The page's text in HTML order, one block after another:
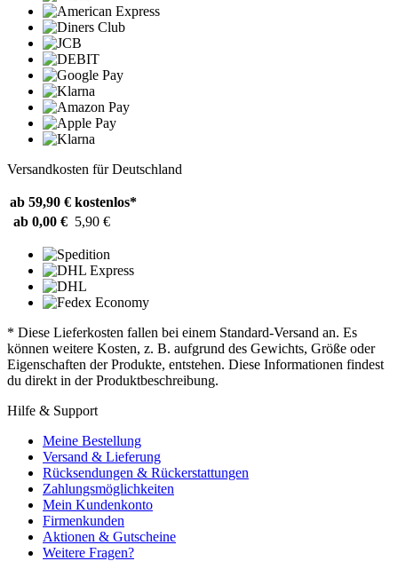
Versandkosten für Deutschland
ab 59,90 € kostenlos*
ab 0,00 € 5,90 €
* Diese Lieferkosten fallen bei einem Standard-Versand an. Es
können weitere Kosten, z. B. aufgrund des Gewichts, Größe oder
Eigenschaften der Produkte, entstehen. Diese Informationen findest
du direkt in der Produktbeschreibung.
Hilfe & Support
Meine Bestellung
Versand & Lieferung
Rücksendungen & Rückerstattungen
Zahlungsmöglichkeiten
Mein Kundenkonto
Firmenkunden
Aktionen & Gutscheine
Weitere Fragen?